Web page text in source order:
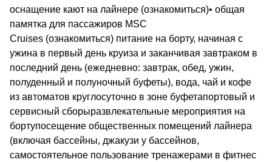
оснащение кают на лайнере (ознакомиться)• общая
памятка для пассажиров MSC
Cruises (ознакомиться) питание на борту, начиная с
ужина в первый день круиза и заканчивая завтраком в
последний день (ежедневно: завтрак, обед, ужин,
полуденный и полуночный буфеты), вода, чай и кофе
из автоматов круглосуточно в зоне буфетапортовый и
сервисный сборыразвлекательные мероприятия на
бортупосещение общественных помещений лайнера
(включая бассейны, джакузи у бассейнов,
самостоятельное пользование тренажерами в фитнес